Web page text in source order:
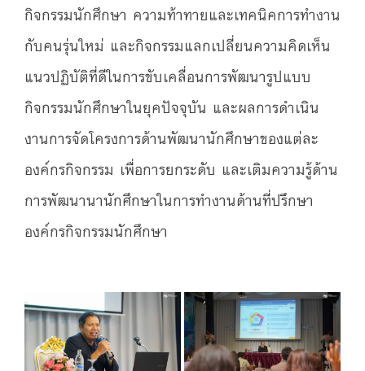
กิจกรรมนักศึกษา ความท้าทายและเทคนิคการทำงาน
กับคนรุ่นใหม่ และกิจกรรมแลกเปลี่ยนความคิดเห็น
แนวปฏิบัติที่ดีในการขับเคลื่อนการพัฒนารูปแบบ
กิจกรรมนักศึกษาในยุคปัจจุบัน และผลการดำเนิน
งานการจัดโครงการด้านพัฒนานักศึกษาของแต่ละ
องค์กรกิจกรรม เพื่อการยกระดับ และเติมความรู้ด้าน
การพัฒนานานักศึกษาในการทำงานด้านที่ปรึกษา
องค์กรกิจกรรมนักศึกษา